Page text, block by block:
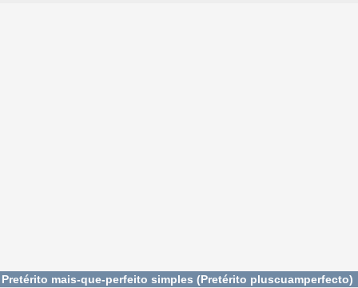
Pretérito mais-que-perfeito simples (Pretérito pluscuamperfecto)